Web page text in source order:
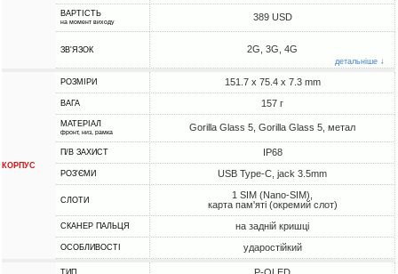
ВАРТІСТЬ
на момент виходу 389 USD
ЗВ'ЯЗОК 2G, 3G, 4G
детальніше ↓
КОРПУС
РОЗМІРИ 151.7 x 75.4 x 7.3 mm
ВАГА 157 г
МАТЕРІАЛ
фронт, низ, рамка Gorilla Glass 5, Gorilla Glass 5, метал
П/В ЗАХИСТ IP68
РОЗ'ЄМИ USB Type-C, jack 3.5mm
СЛОТИ
1 SIM (Nano-SIM),
карта пам'яті (окремий слот)
СКАНЕР ПАЛЬЦЯ на задній кришці
ОСОБЛИВОСТІ ударостійкий
ТИП